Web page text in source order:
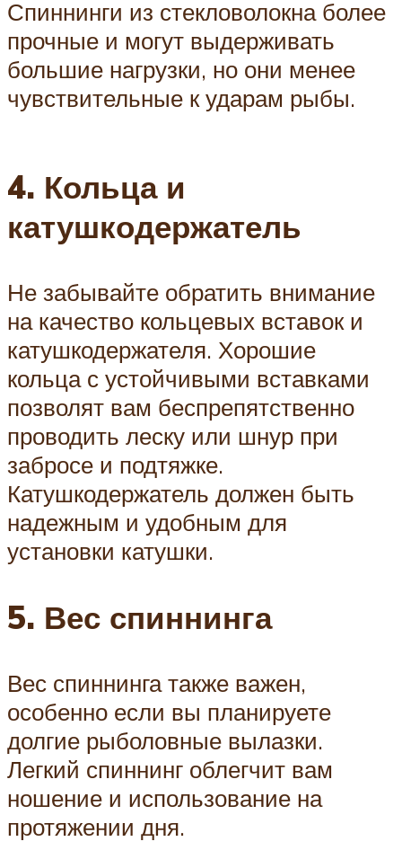
Спиннинги из стекловолокна более
прочные и могут выдерживать
большие нагрузки, но они менее
чувствительные к ударам рыбы.
4. Кольца и
катушкодержатель
Не забывайте обратить внимание
на качество кольцевых вставок и
катушкодержателя. Хорошие
кольца с устойчивыми вставками
позволят вам беспрепятственно
проводить леску или шнур при
забросе и подтяжке.
Катушкодержатель должен быть
надежным и удобным для
установки катушки.
5. Вес спиннинга
Вес спиннинга также важен,
особенно если вы планируете
долгие рыболовные вылазки.
Легкий спиннинг облегчит вам
ношение и использование на
протяжении дня.